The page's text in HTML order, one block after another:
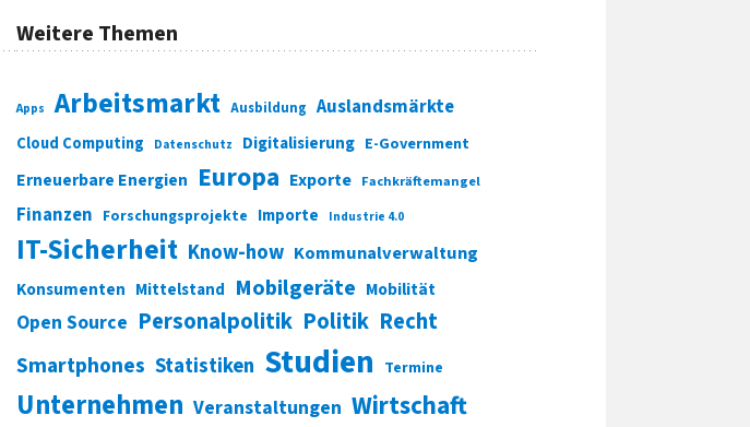
Weitere Themen
Apps Arbeitsmarkt Ausbildung Auslandsmärkte
Cloud Computing Datenschutz Digitalisierung E-Government
Erneuerbare Energien Europa Exporte Fachkräftemangel
Finanzen Forschungsprojekte Importe Industrie 4.0
IT-Sicherheit Know-how Kommunalverwaltung
Konsumenten Mittelstand Mobilgeräte Mobilität
Open Source Personalpolitik Politik Recht
Smartphones Statistiken Studien Termine
Unternehmen Veranstaltungen Wirtschaft